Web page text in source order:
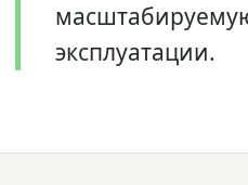
эксплуатации.